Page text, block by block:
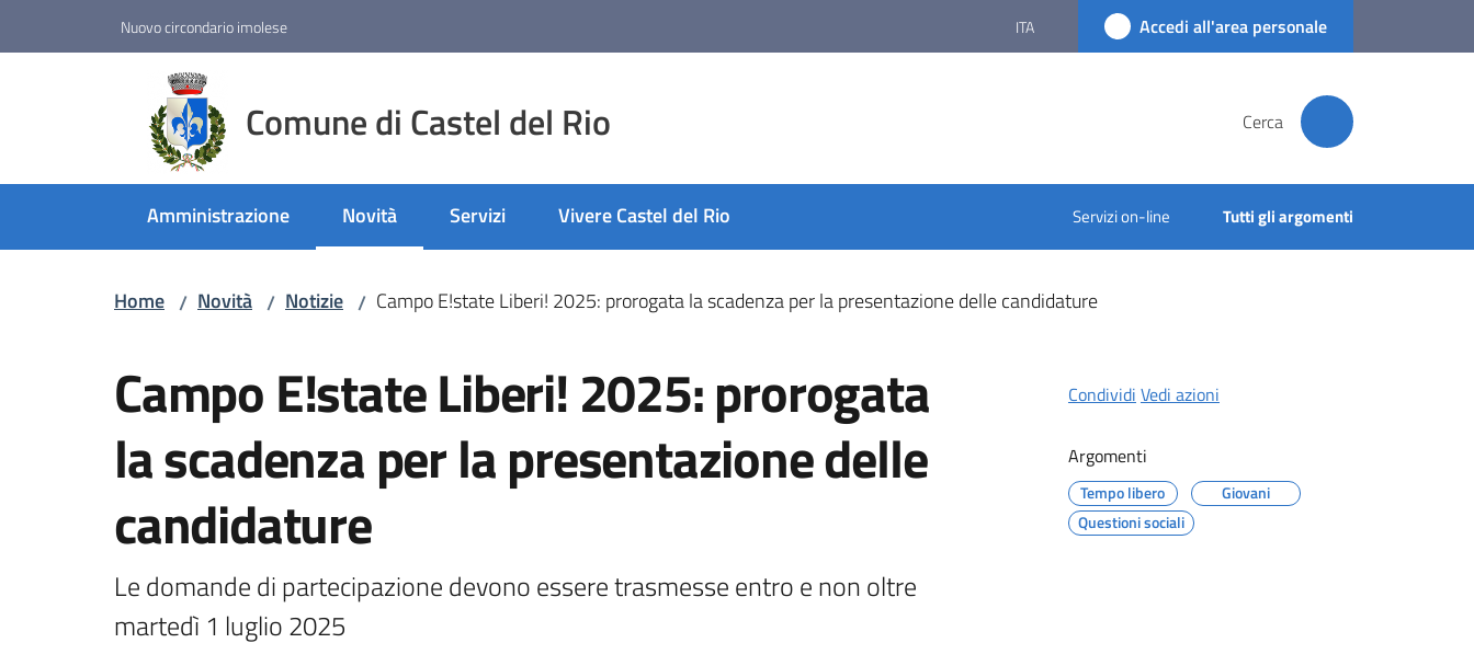
Nuovo circondario imolese ITA Accedi all'area personale
Comune di Castel del Rio Cerca
Amministrazione Novità
Menu selezionato
Servizi Vivere Castel del Rio Servizi on-line Tutti gli argomenti
Home / Novità / Notizie / Campo E!state Liberi! 2025: prorogata la scadenza per la presentazione delle candidature
Campo E!state Liberi! 2025: prorogata
la scadenza per la presentazione delle
candidature
Le domande di partecipazione devono essere trasmesse entro e non oltre
martedì 1 luglio 2025
Condividi Vedi azioni
Argomenti
Tempo libero
Giovani
Questioni sociali